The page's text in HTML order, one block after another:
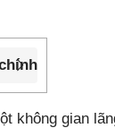
không gian